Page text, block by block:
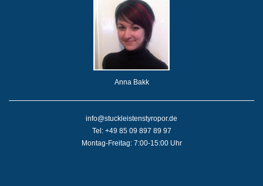
Anna Bakk
info@stuckleistenstyropor.de
Tel: +49 85 09 897 89 97
Montag-Freitag: 7:00-15:00 Uhr